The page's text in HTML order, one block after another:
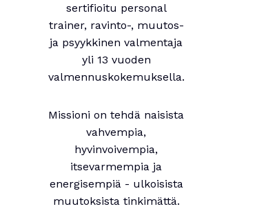
sertifioitu personal
trainer, ravinto-, muutos-
ja psyykkinen valmentaja
yli 13 vuoden
valmennuskokemuksella.
Missioni on tehdä naisista
vahvempia,
hyvinvoivempia,
itsevarmempia ja
energisempiä - ulkoisista
muutoksista tinkimättä.